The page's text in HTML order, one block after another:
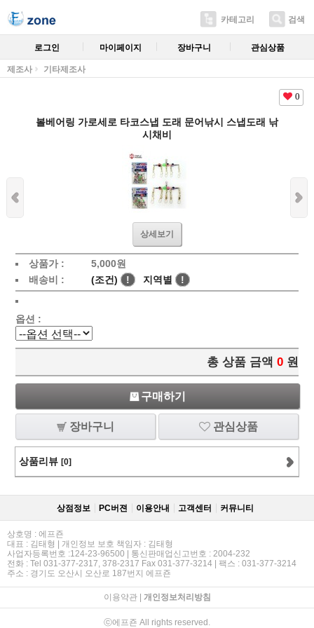
카테고리 검색
로그인 마이페이지 장바구니 관심상품
제조사 기타제조사
0
볼베어링 가로세로 타코스냅 도래 문어낚시 스냅도래 낚
시채비
상세보기
상품가 : 5,000원
배송비 :
(조건) ! 지역별 !
옵션 :
총 상품 금액 0 원
구매하기
장바구니 관심상품
상품리뷰 [0]
상점정보 PC버젼 이용안내 고객센터 커뮤니티
상호명 : 에프죤
대표 : 김태형 | 개인정보 보호 책임자 : 김태형
사업자등록번호 :124-23-96500 | 통신판매업신고번호 : 2004-232
전화 : Tel 031-377-2317, 378-2317 Fax 031-377-3214 | 팩스 : 031-377-3214
주소 : 경기도 오산시 오산로 187번지 에프죤
이용약관| 개인정보처리방침
ⓒ에프죤 All rights reserved.